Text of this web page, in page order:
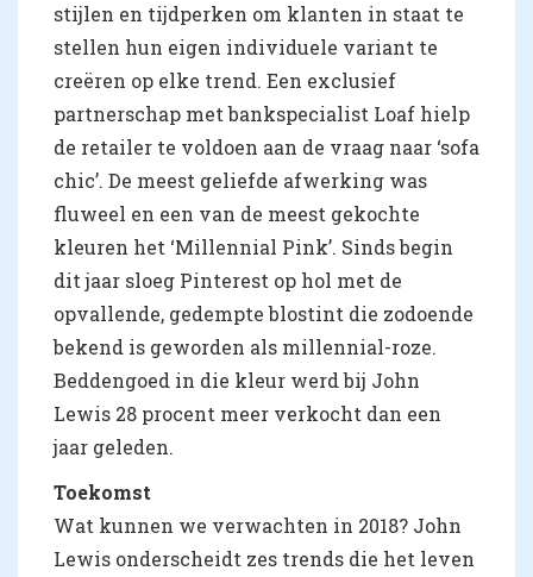
stijlen en tijdperken om klanten in staat te
stellen hun eigen individuele variant te
creëren op elke trend. Een exclusief
partnerschap met bankspecialist Loaf hielp
de retailer te voldoen aan de vraag naar ‘sofa
chic’. De meest geliefde afwerking was
fluweel en een van de meest gekochte
kleuren het ‘Millennial Pink’. Sinds begin
dit jaar sloeg Pinterest op hol met de
opvallende, gedempte blostint die zodoende
bekend is geworden als millennial-roze.
Beddengoed in die kleur werd bij John
Lewis 28 procent meer verkocht dan een
jaar geleden.
Toekomst
Wat kunnen we verwachten in 2018? John
Lewis onderscheidt zes trends die het leven